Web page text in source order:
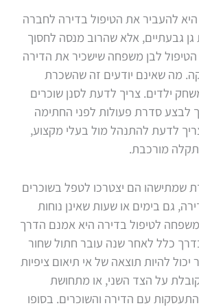
להעביר את הטיפול בדירה לחברה
גן גבעתיים, אלא שהרוב מנסה לחסוך
הטיפול לבן משפחה שישכיר את הדירה
מה שאינם יודעים זה שהשכרת
ילדים. צריך לדעת לסנן שוכרים
לבצע סדרת פעולות לפני החתימה
לדעת להתנהל מול בעלי מקצוע,
מורכבת.
שמתישהו הם יצטרכו לטפל בשוכרים
גם בימים או שעות שאינן נוחות
לטיפול בדירה היא אמנם הדרך
כלל לאחר שנה עובר חתול שחור
להיות תוצאה של אי תיאום ציפיות
על הצד השני, או מתחושת
עם הדירה והשוכרים. בסופו